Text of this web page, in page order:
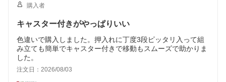
購入者
キャスター付きがやっぱりいい
色違いで購入しました。押入れに丁度3段ピッタリ入って組
み立ても簡単でキャスター付きで移動もスムーズで助かりま
した。
注文日：2026/08/03